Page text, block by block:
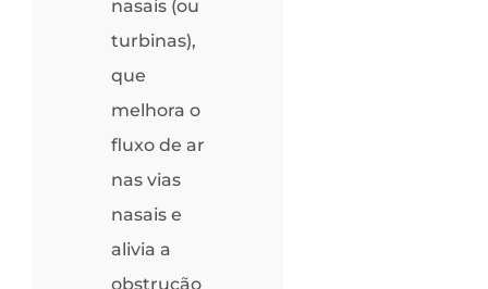
nasais (ou
turbinas),
que
melhora o
fluxo de ar
nas vias
nasais e
alivia a
obstrução